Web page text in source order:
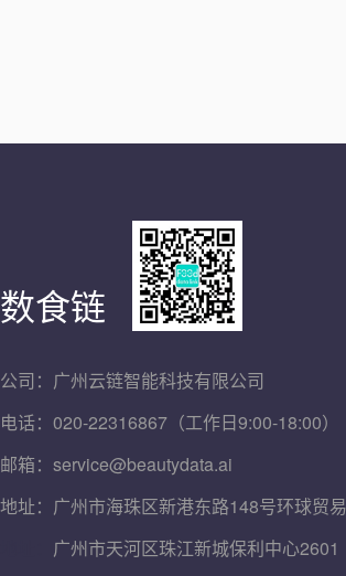
数食链
公司：广州云链智能科技有限公司
电话：020-22316867（工作日9:00-18:00）
邮箱：service@beautydata.ai
地址：广州市海珠区新港东路148号环球贸
广州市天河区珠江新城保利中心2601